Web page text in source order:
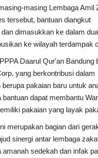
masing Lembaga Amil
tersebut, bantuan diangkut
dan dimasukkan ke dalam
ke wilayah terdampak
Daarul Qur'an Bandung
yang berkontribusi dalam
pakaian baru untuk
dapat membantu
pakaian yang layak
merupakan bagian dari
sinergi antar lembaga
sedekah dan infak